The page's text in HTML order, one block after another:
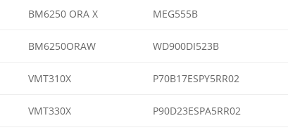
BM6250 ORA X MEG555B
BM6250ORAW WD900DI523B
VMT310X P70B17ESPY5RR02
VMT330X P90D23ESPA5RR02